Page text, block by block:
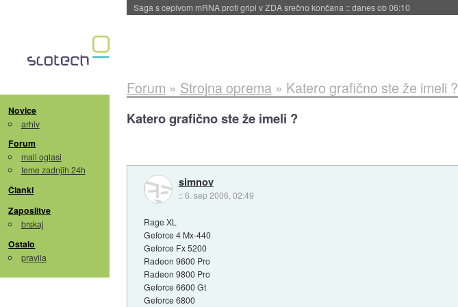
BMW v vozilih začel predvajati reklame::danes ob 06:09
Novice
arhiv
Forum
mali oglasi
teme zadnjih 24h
Članki
Zaposlitve
brskaj
Ostalo
pravila
Forum » Strojna oprema» Katero grafično ste že imeli ?
Katero grafično ste že imeli ?
simnov
::6. sep 2006, 02:49
Rage XL
Geforce 4 Mx-440
Geforce Fx 5200
Radeon 9600 Pro
Radeon 9800 Pro
Geforce 6600 Gt
Geforce 6800